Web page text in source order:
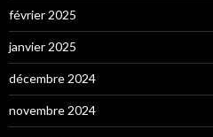
février 2025
janvier 2025
décembre 2024
novembre 2024